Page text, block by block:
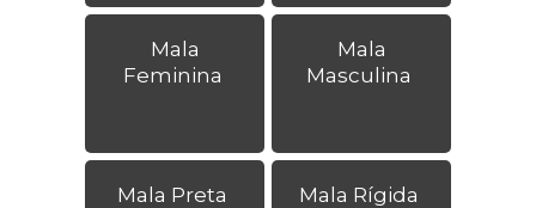
Mala
Feminina
Mala
Masculina
Mala Preta Mala Rígida